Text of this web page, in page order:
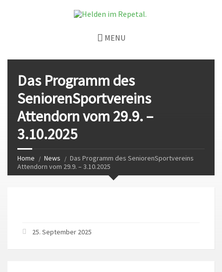
MENU
Das Programm des
SeniorenSportvereins
Attendorn vom 29.9. –
3.10.2025
Home News
Das Programm des SeniorenSportvereins
Attendorn vom 29.9. – 3.10.2025
25. September 2025